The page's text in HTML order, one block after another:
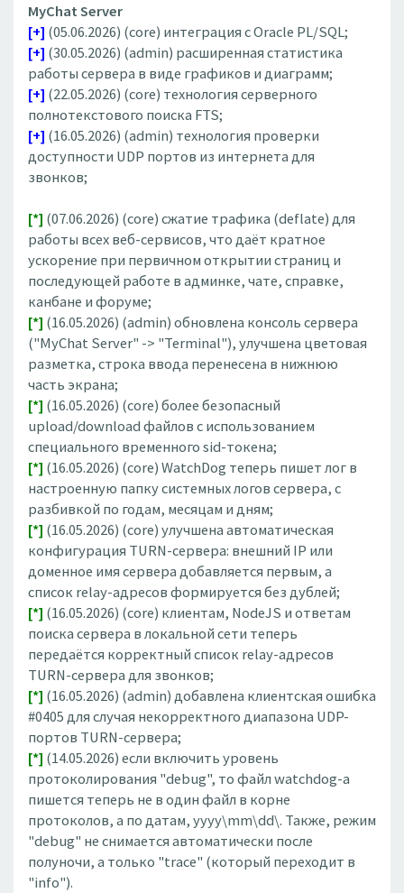
MyChat Server
[+] (05.06.2026) (core) интеграция с Oracle PL/SQL;
[+] (30.05.2026) (admin) расширенная статистика
работы сервера в виде графиков и диаграмм;
[+] (22.05.2026) (core) технология серверного
полнотекстового поиска FTS;
[+] (16.05.2026) (admin) технология проверки
доступности UDP портов из интернета для
звонков;
[*] (07.06.2026) (core) сжатие трафика (deflate) для
работы всех веб-сервисов, что даёт кратное
ускорение при первичном открытии страниц и
последующей работе в админке, чате, справке,
канбане и форуме;
[*] (16.05.2026) (admin) обновлена консоль сервера
("MyChat Server" -> "Terminal"), улучшена цветовая
разметка, строка ввода перенесена в нижнюю
часть экрана;
[*] (16.05.2026) (core) более безопасный
upload/download файлов с использованием
специального временного sid-токена;
[*] (16.05.2026) (core) WatchDog теперь пишет лог в
настроенную папку системных логов сервера, с
разбивкой по годам, месяцам и дням;
[*] (16.05.2026) (core) улучшена автоматическая
конфигурация TURN-сервера: внешний IP или
доменное имя сервера добавляется первым, а
список relay-адресов формируется без дублей;
[*] (16.05.2026) (core) клиентам, NodeJS и ответам
поиска сервера в локальной сети теперь
передаётся корректный список relay-адресов
TURN-сервера для звонков;
[*] (16.05.2026) (admin) добавлена клиентская ошибка
#0405 для случая некорректного диапазона UDP-
портов TURN-сервера;
[*] (14.05.2026) если включить уровень
протоколирования "debug", то файл watchdog-а
пишется теперь не в один файл в корне
протоколов, а по датам, yyyy\mm\dd\. Также, режим
"debug" не снимается автоматически после
полуночи, а только "trace" (который переходит в
"info").